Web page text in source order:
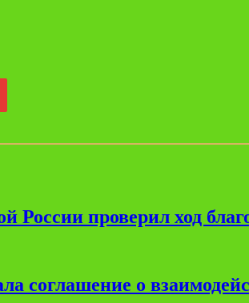
России проверил ход
соглашение о